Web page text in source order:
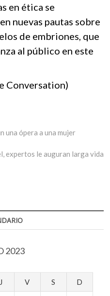
en ética se
nuevas pautas sobre
de embriones, que
al público en este
Conversation)
una ópera a una mujer
expertos le auguran larga vida
2023
J V S D